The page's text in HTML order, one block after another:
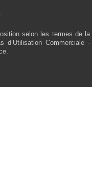
selon les termes de la
d’Utilisation Commerciale -